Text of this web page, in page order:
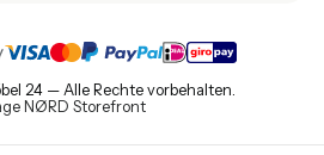
24 — Alle Rechte vorbehalten.
NØRD Storefront